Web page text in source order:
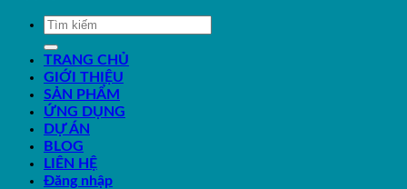
TRANG CHỦ
GIỚI THIỆU
SẢN PHẨM
ỨNG DỤNG
DỰ ÁN
BLOG
LIÊN HỆ
Đăng nhập